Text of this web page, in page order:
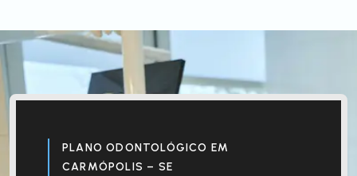
PLANO ODONTOLÓGICO EM
CARMÓPOLIS – SE